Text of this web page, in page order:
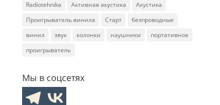
Radiotehnika Активная акустика
Акустика
Проигрыватель винила
Старт
безпроводные
винил
звук колонки наушники
портативное
проигрыватель
Мы в соцсетях